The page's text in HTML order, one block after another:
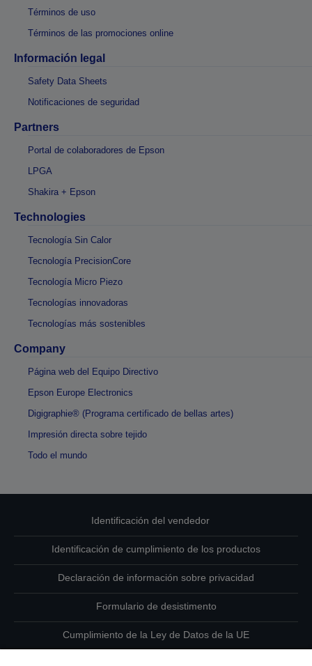
Términos de uso
Términos de las promociones online
Información legal
Safety Data Sheets
Notificaciones de seguridad
Partners
Portal de colaboradores de Epson
LPGA
Shakira + Epson
Technologies
Tecnología Sin Calor
Tecnología PrecisionCore
Tecnología Micro Piezo
Tecnologías innovadoras
Tecnologías más sostenibles
Company
Página web del Equipo Directivo
Epson Europe Electronics
Digigraphie® (Programa certificado de bellas artes)
Impresión directa sobre tejido
Todo el mundo
Identificación del vendedor
Identificación de cumplimiento de los productos
Declaración de información sobre privacidad
Formulario de desistimento
Cumplimiento de la Ley de Datos de la UE